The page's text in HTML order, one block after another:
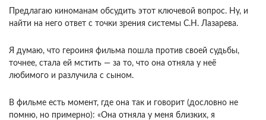
Предлагаю киноманам обсудить этот ключевой вопрос. Ну, и
найти на него ответ с точки зрения системы С.Н. Лазарева.
Я думаю, что героиня фильма пошла против своей судьбы,
точнее, стала ей мстить — за то, что она отняла у неё
любимого и разлучила с сыном.
В фильме есть момент, где она так и говорит (дословно не
помню, но примерно): «Она отняла у меня близких, я